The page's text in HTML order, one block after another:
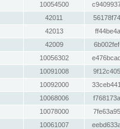
10054500
42011
42013
42009
10056302
10091008
10092000
10068006
10078000
10061007